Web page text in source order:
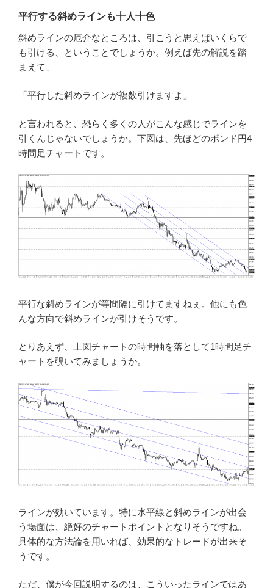
平行する斜めラインも十人十色
斜めラインの厄介なところは、引こうと思えばいくらで
も引ける、ということでしょうか。例えば先の解説を踏
まえて、
「平行した斜めラインが複数引けますよ」
と言われると、恐らく多くの人がこんな感じでラインを
引くんじゃないでしょうか。下図は、先ほどのポンド円4
時間足チャートです。
平行な斜めラインが等間隔に引けてますねぇ。他にも色
んな方向で斜めラインが引けそうです。
とりあえず、上図チャートの時間軸を落として1時間足チ
ャートを覗いてみましょうか。
ラインが効いています。特に水平線と斜めラインが出会
う場面は、絶好のチャートポイントとなりそうですね。
具体的な方法論を用いれば、効果的なトレードが出来そ
うです。
ただ、僕が今回説明するのは、こういったラインではあ